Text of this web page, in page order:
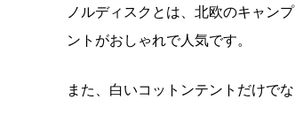
ノルディスクとは、北欧のキャン
ントがおしゃれで人気です。
また、白いコットンテントだけで